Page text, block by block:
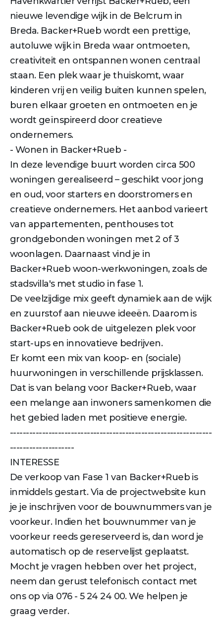
nieuwe levendige wijk in de Belcrum in
Breda. Backer+Rueb wordt een prettige,
autoluwe wijk in Breda waar ontmoeten,
creativiteit en ontspannen wonen centraal
staan. Een plek waar je thuiskomt, waar
kinderen vrij en veilig buiten kunnen spelen,
buren elkaar groeten en ontmoeten en je
wordt geïnspireerd door creatieve
ondernemers.
- Wonen in Backer+Rueb -
In deze levendige buurt worden circa 500
woningen gerealiseerd – geschikt voor jong
en oud, voor starters en doorstromers en
creatieve ondernemers. Het aanbod varieert
van appartementen, penthouses tot
grondgebonden woningen met 2 of 3
woonlagen. Daarnaast vind je in
Backer+Rueb woon-werkwoningen, zoals de
stadsvilla's met studio in fase 1.
De veelzijdige mix geeft dynamiek aan de wijk
en zuurstof aan nieuwe ideeën. Daarom is
Backer+Rueb ook de uitgelezen plek voor
start-ups en innovatieve bedrijven.
Er komt een mix van koop- en (sociale)
huurwoningen in verschillende prijsklassen.
Dat is van belang voor Backer+Rueb, waar
een melange aan inwoners samenkomen die
het gebied laden met positieve energie.
---------------------------------------------------------------
--------------------
INTERESSE
De verkoop van Fase 1 van Backer+Rueb is
inmiddels gestart. Via de projectwebsite kun
je je inschrijven voor de bouwnummers van je
voorkeur. Indien het bouwnummer van je
voorkeur reeds gereserveerd is, dan word je
automatisch op de reservelijst geplaatst.
Mocht je vragen hebben over het project,
neem dan gerust telefonisch contact met
ons op via 076 - 5 24 24 00. We helpen je
graag verder.